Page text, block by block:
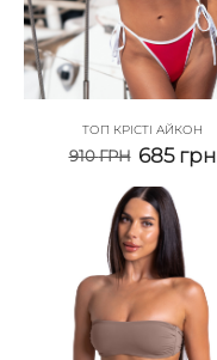
ТОП КРІСТІ АЙКОН
910ГРН 685 грн